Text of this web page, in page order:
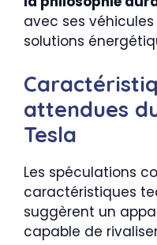
avec ses
solutions
attendues
Tesla
Les spéculations
caractéristiques
suggèrent un
capable de